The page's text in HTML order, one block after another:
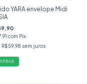
YARA envelope Midi
com Pix
R$59,98 sem juros